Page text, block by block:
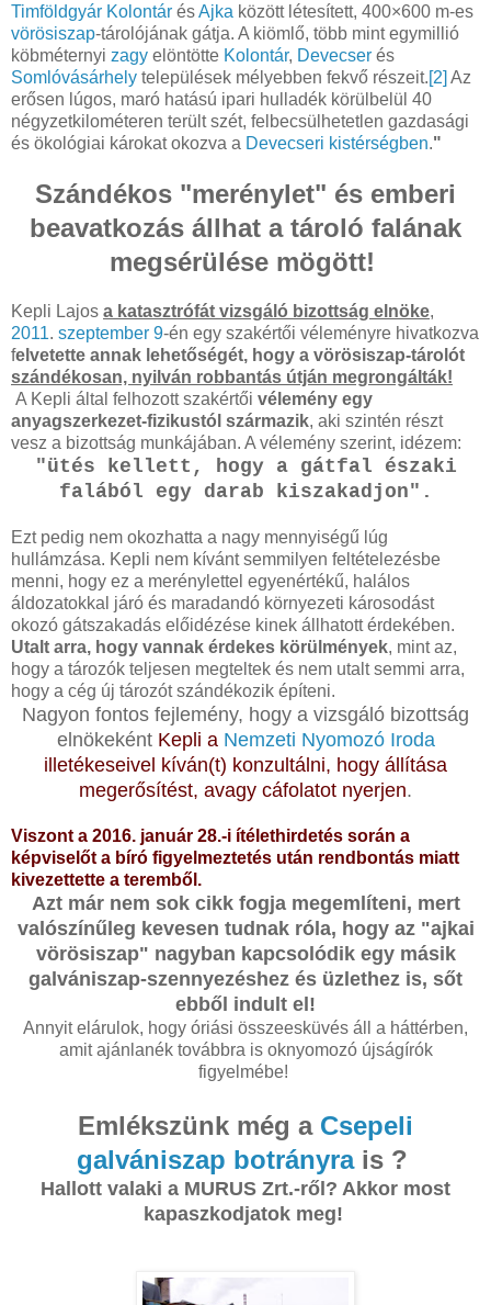
Timföldgyár Kolontár ésAjka között létesített, 400×600 m-es
vörösiszap-tárolójának gátja. A kiömlő, több mint egymillió
köbméternyi zagy elöntötte Kolontár, Devecser és
Somlóvásárhely települések mélyebben fekvő részeit.[2] Az
erősen lúgos, maró hatású ipari hulladék körülbelül 40
négyzetkilométeren terült szét, felbecsülhetetlen gazdasági
és ökológiai károkat okozva a Devecseri kistérségben."
Szándékos "merénylet" és emberi
beavatkozás állhat a tároló falának
megsérülése mögött!
Kepli Lajos a katasztrófát vizsgáló bizottság elnöke,
2011. szeptember 9-én egy szakértői véleményre hivatkozva
felvetette annak lehetőségét, hogy a vörösiszap-tárolót
szándékosan, nyilván robbantás útján megrongálták!
A Kepli által felhozott szakértői vélemény egy
anyagszerkezet-fizikustól származik, aki szintén részt
vesz a bizottság munkájában. A vélemény szerint, idézem:
"ütés kellett, hogy a gátfal északi
falából egy darab kiszakadjon".
Ezt pedig nem okozhatta a nagy mennyiségű lúg
hullámzása. Kepli nem kívánt semmilyen feltételezésbe
menni, hogy ez a merénylettel egyenértékű, halálos
áldozatokkal járó és maradandó környezeti károsodást
okozó gátszakadás előidézése kinek állhatott érdekében.
Utalt arra, hogy vannak érdekes körülmények, mint az,
hogy a tározók teljesen megteltek és nem utalt semmi arra,
hogy a cég új tározót szándékozik építeni.
Nagyon fontos fejlemény, hogy a vizsgáló bizottság
elnökeként Kepli a Nemzeti Nyomozó Iroda
illetékeseivel kíván(t) konzultálni, hogy állítása
megerősítést, avagy cáfolatot nyerjen.
Viszont a 2016. január 28.-i ítélethirdetés során a
képviselőt a bíró figyelmeztetés után rendbontás miatt
kivezettette a teremből.
Azt már nem sok cikk fogja megemlíteni, mert
valószínűleg kevesen tudnak róla, hogy az "ajkai
vörösiszap" nagyban kapcsolódik egy másik
galvániszap-szennyezéshez és üzlethez is, sőt
ebből indult el!
Annyit elárulok, hogy óriási összeesküvés áll a háttérben,
amit ajánlanék továbbra is oknyomozó újságírók
figyelmébe!
Emlékszünk még a Csepeli
galvániszap botrányra is ?
Hallott valaki a MURUS Zrt.-ről? Akkor most
kapaszkodjatok meg!